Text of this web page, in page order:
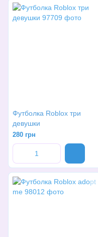
Футболка Roblox три
девушки
280 грн